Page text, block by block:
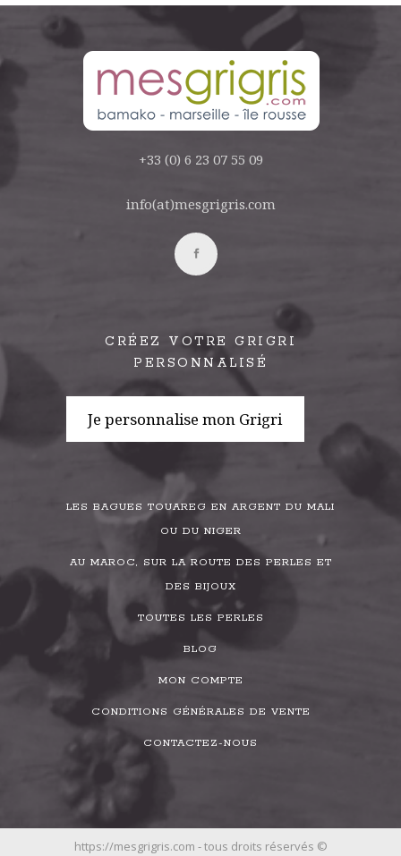
+33 (0) 6 23 07 55 09
info(at)mesgrigris.com
CRÉEZ VOTRE GRIGRI
PERSONNALISÉ
Je personnalise mon Grigri
LES BAGUES TOUAREG EN ARGENT DU MALI
OU DU NIGER
AU MAROC, SUR LA ROUTE DES PERLES ET
DES BIJOUX
TOUTES LES PERLES
BLOG
MON COMPTE
CONDITIONS GÉNÉRALES DE VENTE
CONTACTEZ-NOUS
https://mesgrigris.com - tous droits réservés ©